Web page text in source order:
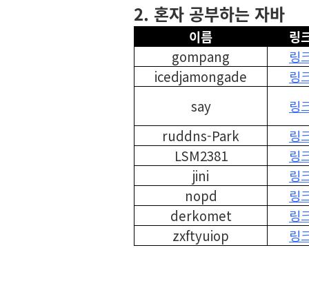
2. 혼자 공부하는 자바
이름 링
gompang
링
icedjamongade
링
say
링
ruddns-Park
링
LSM2381
링
jini
링
nopd
링
derkomet
링
zxftyuiop
링